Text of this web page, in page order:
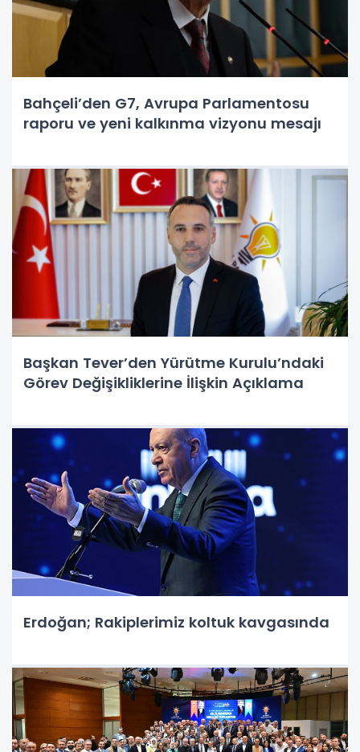
Bahçeli’den G7, Avrupa Parlamentosu
raporu ve yeni kalkınma vizyonu mesajı
Başkan Tever’den Yürütme Kurulu’ndaki
Görev Değişikliklerine İlişkin Açıklama
Erdoğan; Rakiplerimiz koltuk kavgasında